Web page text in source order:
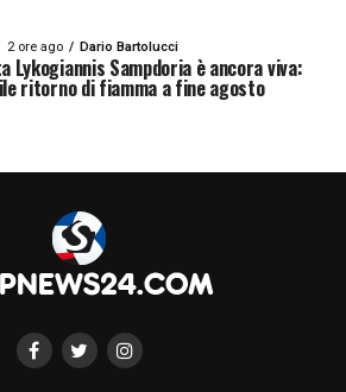
2 ore ago Dario Bartolucci
Lykogiannis Sampdoria è ancora viva:
ritorno di fiamma a fine agosto